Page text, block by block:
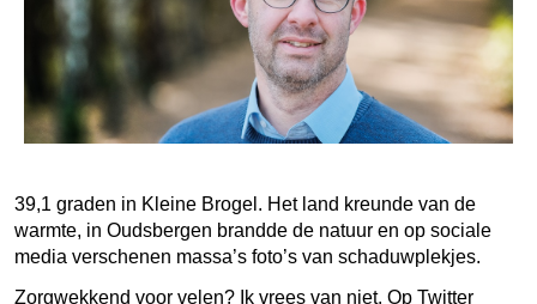
39,1 graden in Kleine Brogel. Het land kreunde van de
warmte, in Oudsbergen brandde de natuur en op sociale
media verschenen massa’s foto’s van schaduwplekjes.
Zorgwekkend voor velen? Ik vrees van niet. Op Twitter